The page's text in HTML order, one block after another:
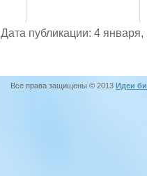
Дата публикации: 4 января,
Все права защищены © 2013 Идеи